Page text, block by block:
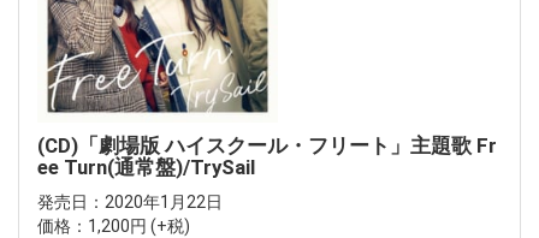
(CD)「劇場版 ハイスクール・フリート」主題歌 Fr
ee Turn(通常盤)/TrySail
発売日：2020年1月22日
価格：1,200円 (+税)